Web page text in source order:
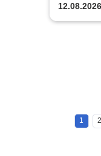
12.08.2026
1 2